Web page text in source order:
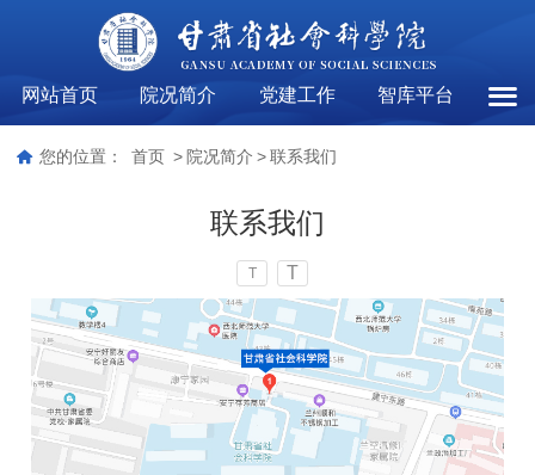
网站首页 院况简介 党建工作 智库平台
联系
您的位置： 首页 > 院况简介 > 联系我们
联系我们
T T